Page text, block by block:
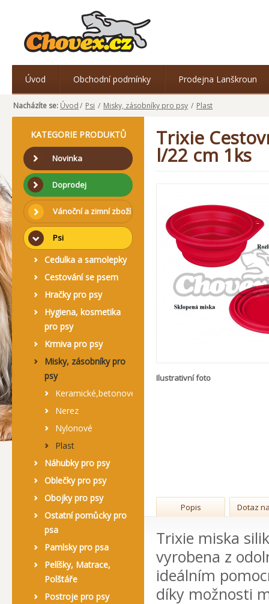
Úvod Obchodní podmínky Prodejna Lanškroun
Nacházíte se: Úvod/ Psi / Misky, zásobníky pro psy / Plast
KATEGORIE PRODUKTŮ
Novinka
Doprodej
Vánoční a zimní zboží
Psi
Cedulka a samolepky
Cestování se psem
Hračky pro psy
Hygiena, kosmetika
pro psy
Krmiva pro psy
Misky, zásobníky pro
psy
Keramické,betonové
Nerez
Nylonové
Plast
Náhubky pro psy
Oblečky pro psy
Obojky pro psy
Ostatní pomůcky pro
psa
Pamlsky pro psa
Pelíšky, Matrace,
Polštáře
Postroje pro psy
Trixie
l/22 cm 1ks
Ilustrativní foto
Popis Dotaz
Trixie miska
vyrobena z
ideálním
díky možnosti